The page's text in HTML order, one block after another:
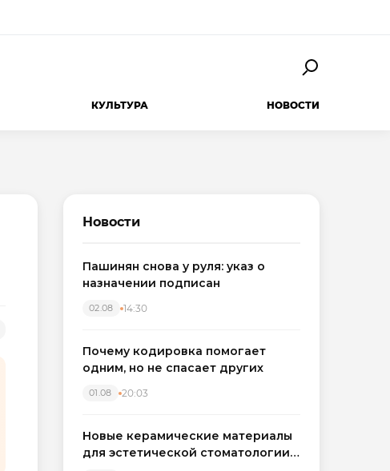
КУЛЬТУРА НОВОСТИ
Новости
Пашинян снова у руля: указ о
назначении подписан
02.08 14:30
Почему кодировка помогает
одним, но не спасает других
01.08 20:03
Новые керамические материалы
для эстетической стоматологии